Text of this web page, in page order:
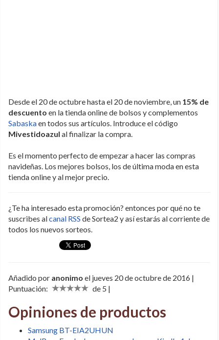
Desde el 20 de octubre hasta el 20 de noviembre, un 15% de
descuento en la tienda online de bolsos y complementos
Sabaskaen todos sus artículos. Introduce el código
Mivestidoazul al finalizar la compra.
Es el momento perfecto de empezar a hacer las compras
navideñas. Los mejores bolsos, los de última moda en esta
tienda online y al mejor precio.
¿Te ha interesado esta promoción? entonces por qué no te
suscribes alcanal RSS de Sortea2 y así estarás al corriente de
todos los nuevos sorteos.
Añadido por anonimo el jueves 20 de octubre de 2016 |
Puntuación:
de 5 |
Opiniones de productos
Samsung BT-EIA2UHUN